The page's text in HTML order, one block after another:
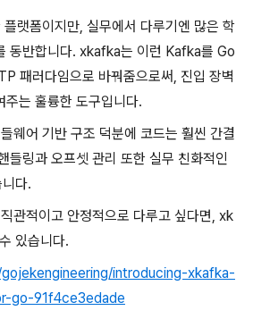
랫폼이지만, 실무에서 다루기엔 많은 학
동반합니다. xkafka는 이런 Kafka를 Go
패러다임으로 바꿔줌으로써, 진입 장벽
는 훌륭한 도구입니다.
웨어 기반 구조 덕분에 코드는 훨씬 간결
들링과 오프셋 관리 또한 실무 친화적인
다.
관적이고 안정적으로 다루고 싶다면, xk
있습니다.
introducing-xkafka-
go-91f4ce3edade